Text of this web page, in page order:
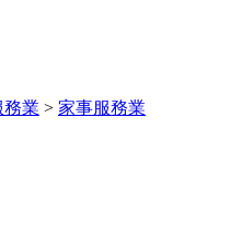
務業 > 家事服務業